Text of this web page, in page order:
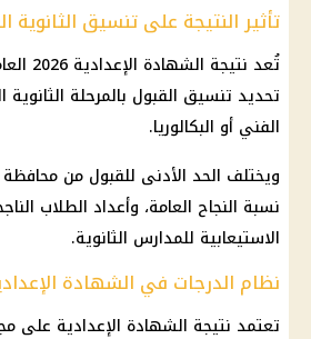
تأثير النتيجة على تنسيق الثانوية
تُعد
تحديد تنسيق القبول بالمرحلة الثانوية
الفني أو البكالوريا.
ويختلف الحد الأدنى للقبول من
نسبة النجاح العامة، وأعداد الطلاب
الاستيعابية للمدارس الثانوية.
نظام الدرجات في الشهادة
تعتمد نتيجة الشهادة الإعدادية على